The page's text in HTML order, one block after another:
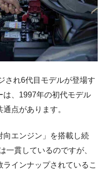
され6代目モデルが登場す
は、1997年の初代モデル
点があります。
向エンジン」を搭載し続
一貫しているのですが、
インナップされているこ